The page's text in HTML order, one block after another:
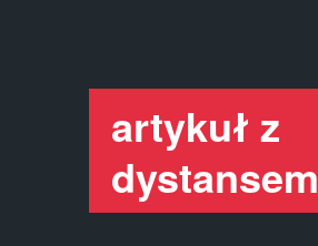
artykuł z
dystansem